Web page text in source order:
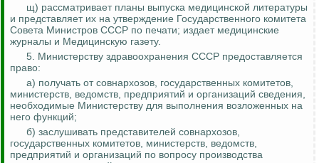
щ) рассматривает планы выпуска медицинской литературы
и представляет их на утверждение Государственного комитета
Совета Министров СССР по печати; издает медицинские
журналы и Медицинскую газету.
5. Министерству здравоохранения СССР предоставляется
право:
а) получать от совнархозов, государственных комитетов,
министерств, ведомств, предприятий и организаций сведения,
необходимые Министерству для выполнения возложенных на
него функций;
б) заслушивать представителей совнархозов,
государственных комитетов, министерств, ведомств,
предприятий и организаций по вопросу производства